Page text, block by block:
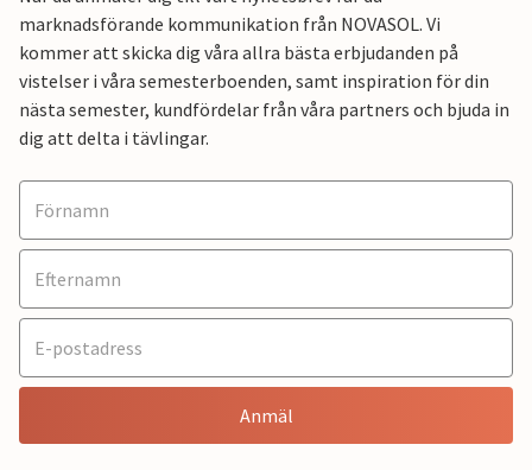
marknadsförande kommunikation från NOVASOL. Vi
kommer att skicka dig våra allra bästa erbjudanden på
vistelser i våra semesterboenden, samt inspiration för din
nästa semester, kundfördelar från våra partners och bjuda in
dig att delta i tävlingar.
Anmäl